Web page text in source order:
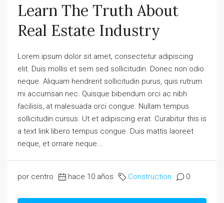
Learn The Truth About
Real Estate Industry
Lorem ipsum dolor sit amet, consectetur adipiscing
elit. Duis mollis et sem sed sollicitudin. Donec non odio
neque. Aliquam hendrerit sollicitudin purus, quis rutrum
mi accumsan nec. Quisque bibendum orci ac nibh
facilisis, at malesuada orci congue. Nullam tempus
sollicitudin cursus. Ut et adipiscing erat. Curabitur this is
a text link libero tempus congue. Duis mattis laoreet
neque, et ornare neque...
por centro hace 10 años Construction 0